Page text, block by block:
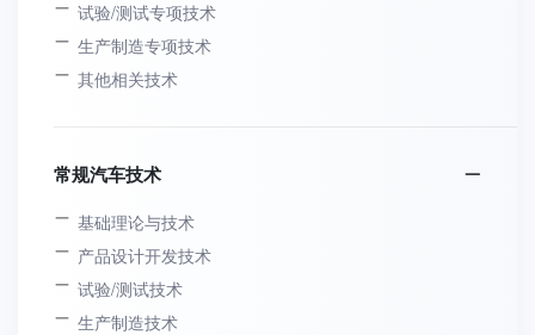
试验/测试专项技术
生产制造专项技术
其他相关技术
常规汽车技术
基础理论与技术
产品设计开发技术
试验/测试技术
生产制造技术